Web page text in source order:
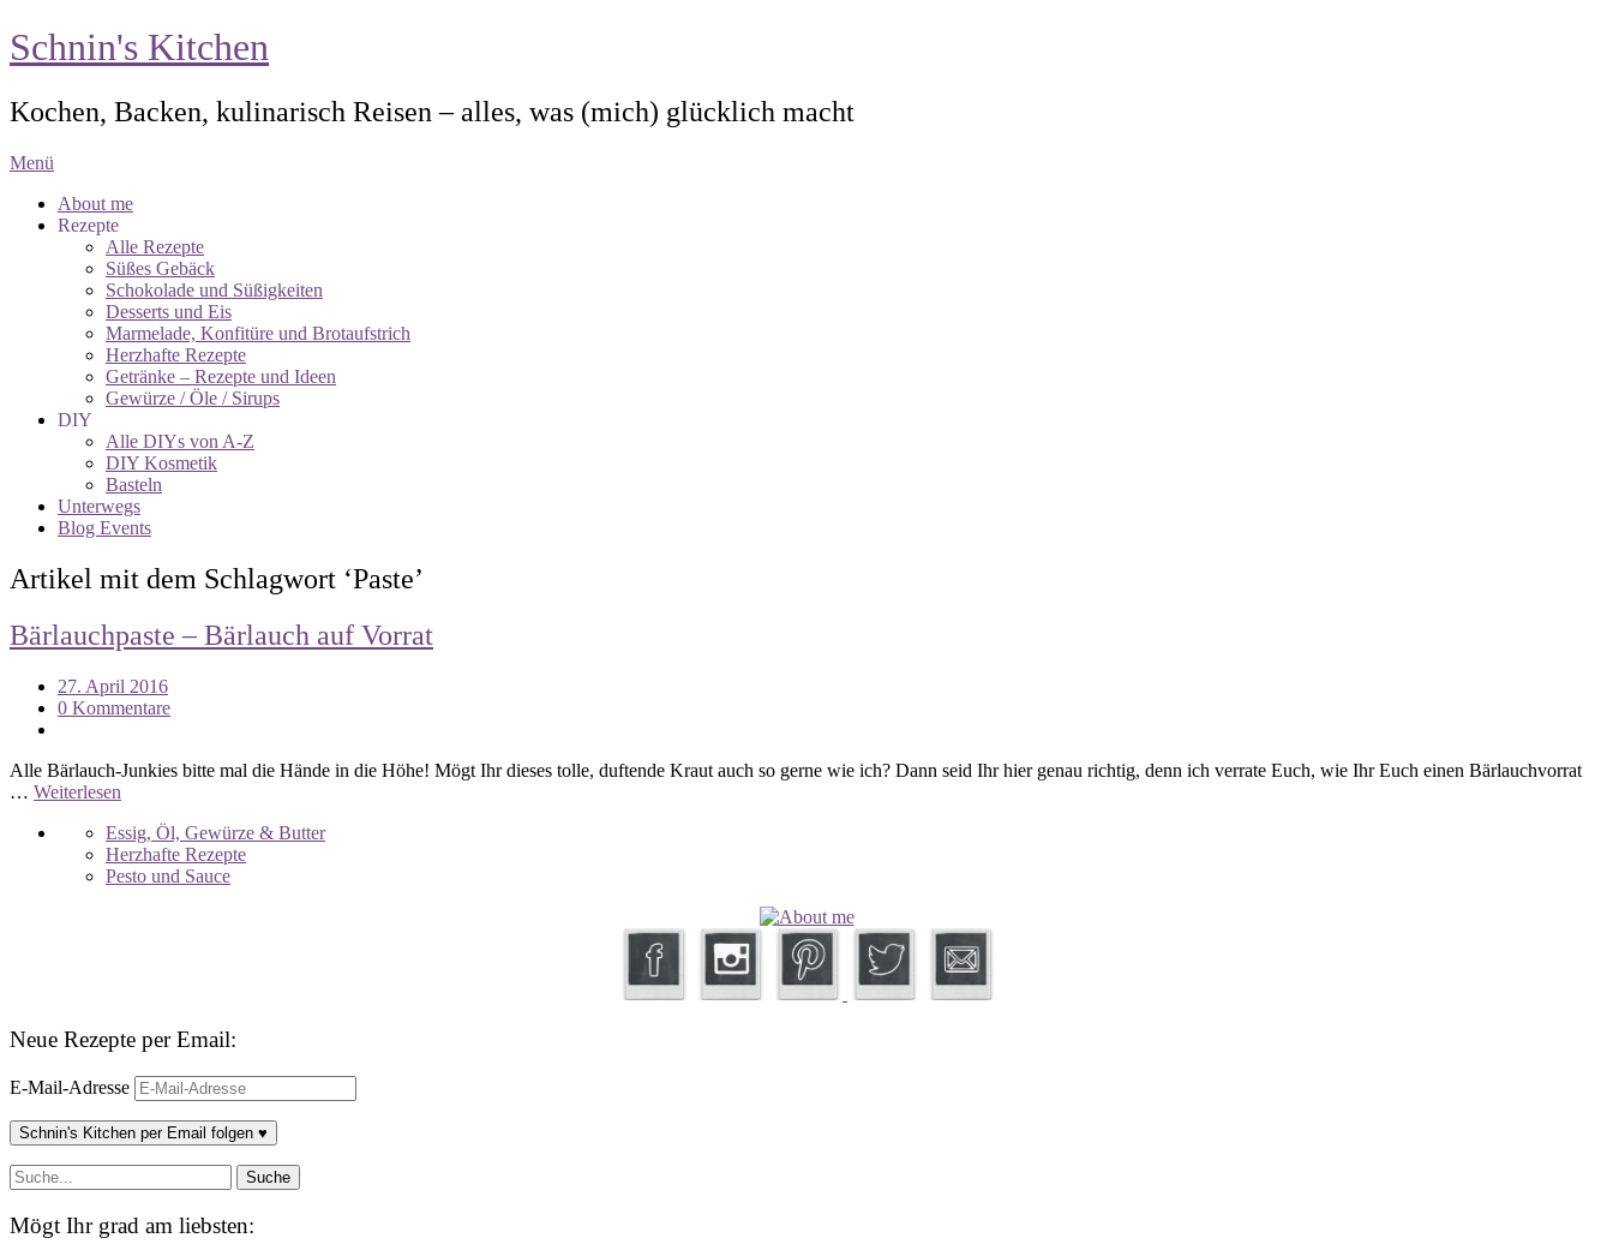
Schnin's Kitchen
Kochen, Backen, kulinarisch Reisen – alles, was (mich) glücklich macht
Menü
About me
Rezepte
Alle Rezepte
Süßes Gebäck
Schokolade und Süßigkeiten
Desserts und Eis
Marmelade, Konfitüre und Brotaufstrich
Herzhafte Rezepte
Getränke – Rezepte und Ideen
Gewürze / Öle / Sirups
DIY
Alle DIYs von A-Z
DIY Kosmetik
Basteln
Unterwegs
Blog Events
Artikel mit dem Schlagwort ‘Paste’
Bärlauchpaste – Bärlauch auf Vorrat
27. April 2016
0 Kommentare
Alle Bärlauch-Junkies bitte mal die Hände in die Höhe! Mögt Ihr dieses tolle, duftende Kraut auch so gerne wie ich? Dann seid Ihr hier genau richtig, denn ich verrate Euch, wie Ihr Euch einen Bärlauchvorrat
… Weiterlesen
Essig, Öl, Gewürze & Butter
Herzhafte Rezepte
Pesto und Sauce
Neue Rezepte per Email:
E-Mail-Adresse
Schnin's Kitchen per Email folgen ♥
Mögt Ihr grad am liebsten: